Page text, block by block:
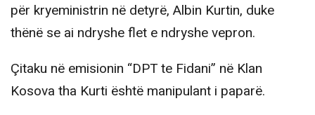
për kryeministrin në detyrë, Albin Kurtin, duke
thënë se ai ndryshe flet e ndryshe vepron.
Çitaku në emisionin “DPT te Fidani” në Klan
Kosova tha Kurti është manipulant i paparë.